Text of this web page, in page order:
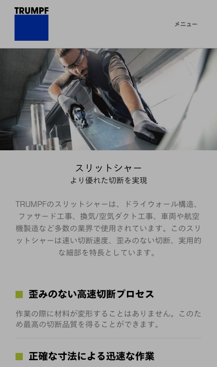
メニュー
スリットシャー
より優れた切断を実現
TRUMPFのスリットシャーは、ドライウォール構造、
ファサード工事、換気/空気ダクト工事、車両や航空
機製造など多数の業界で使用されています。このスリ
ットシャーは速い切断速度、歪みのない切断、実用的
な細部を特長としています。
歪みのない高速切断プロセス
作業の際に材料が変形することはありません。このた
め最高の切断品質を得ることができます。
正確な寸法による迅速な作業